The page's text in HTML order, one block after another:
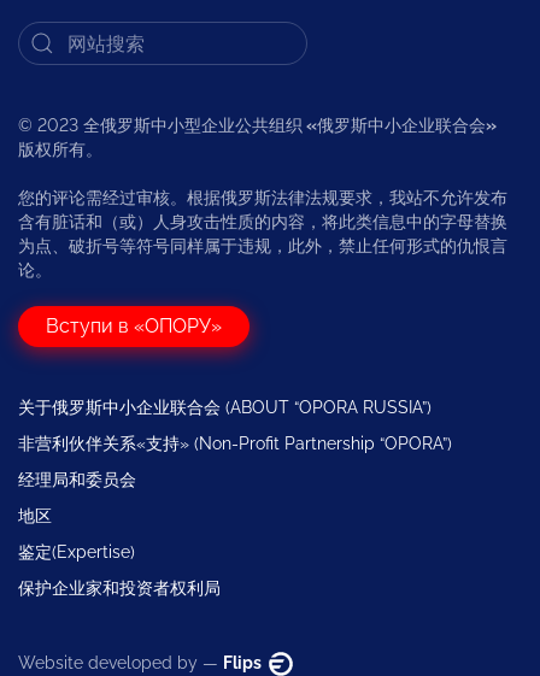
© 2023 全俄罗斯中小型企业公共组织 «俄罗斯中小企业联合会»
版权所有。
您的评论需经过审核。根据俄罗斯法律法规要求，我站不允许发布
含有脏话和（或）人身攻击性质的内容，将此类信息中的字母替换
为点、破折号等符号同样属于违规，此外，禁止任何形式的仇恨言
论。
Вступи в «ОПОРУ»
关于俄罗斯中小企业联合会 (ABOUT “OPORA RUSSIA”)
非营利伙伴关系«支持» (Non-Profit Partnership “OPORA”)
经理局和委员会
地区
鉴定(Expertise)
保护企业家和投资者权利局
Website developed by — Flips